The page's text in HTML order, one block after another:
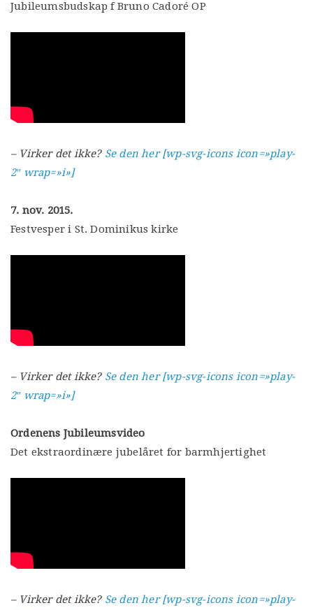
Jubileumsbudskap f Bruno Cadoré OP
– Virker det ikke? Se den her [wp-svg-icons icon=»play-
2″ wrap=»i»]
7. nov. 2015.
Festvesper i St. Dominikus kirke
– Virker det ikke? Se den her [wp-svg-icons icon=»play-
2″ wrap=»i»]
Ordenens Jubileumsvideo
Det ekstraordinære jubelåret for barmhjertighet
– Virker det ikke? Se den her [wp-svg-icons icon=»play-